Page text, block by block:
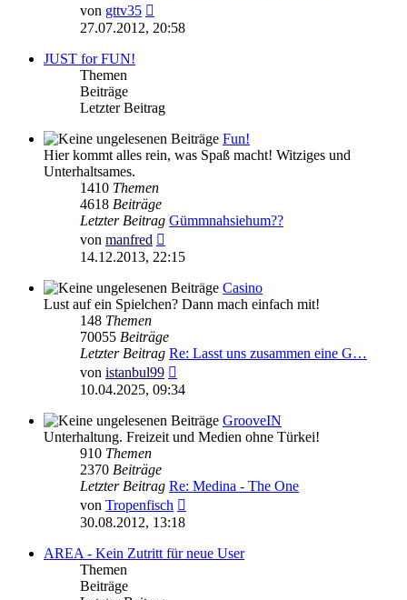
von gttv35
Beitrag
27.07.2012, 20:58
JUST for FUN!
Themen
Beiträge
Letzter Beitrag
Fun!
Hier kommt alles rein, was Spaß macht! Witziges und
Unterhaltsames.
1410 Themen
4618 Beiträge
Letzter Beitrag Gümmnahsiehum??
von manfred
Beitrag
14.12.2013, 22:15
Casino
Lust auf ein Spielchen? Dann mach einfach mit!
148 Themen
70055 Beiträge
Letzter Beitrag Re: Lasst uns zusammen eine G…
von istanbul99
Beitrag
10.04.2025, 09:34
GrooveIN
Unterhaltung. Freizeit und Medien ohne Türkei!
910 Themen
2370 Beiträge
Letzter Beitrag Re: Medina - The One
von Tropenfisch
30.08.2012, 13:18
AREA - Kein Zutritt für neue User
Themen
Beiträge